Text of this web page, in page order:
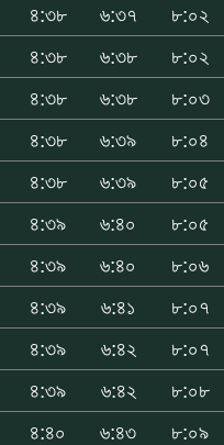
৪:৩৮ ৬:৩৭
৮:০২
৪:৩৮ ৬:৩৮
৮:০২
৪:৩৮ ৬:৩৮
৮:০৩
৪:৩৮ ৬:৩৯
৮:০৪
৪:৩৮ ৬:৩৯
৮:০৫
৪:৩৯ ৬:৪০
৮:০৫
৪:৩৯ ৬:৪০
৮:০৬
৪:৩৯ ৬:৪১
৮:০৭
৪:৩৯ ৬:৪২
৮:০৭
৪:৩৯ ৬:৪২
৮:০৮
৪:৪০ ৬:৪৩
৮:০৯